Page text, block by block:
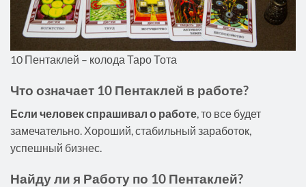
10 Пентаклей – колода Таро Тота
Что означает 10 Пентаклей в работе?
Если человек спрашивал о работе, то все будет
замечательно. Хороший, стабильный заработок,
успешный бизнес.
Найду ли я Работу по 10 Пентаклей?